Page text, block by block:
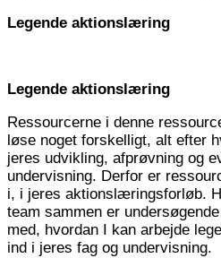
Legende aktionslæring
Legende aktionslæring
Ressourcerne i denne
løse noget forskelligt, alt efter
jeres udvikling, afprøvning og
undervisning. Derfor er
i, i jeres aktionslæringsforløb.
team sammen er
med, hvordan I kan arbejde
ind i jeres fag og undervisning.